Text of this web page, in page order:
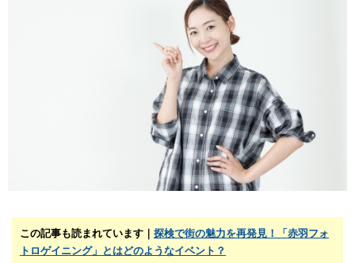
この記事も読まれています｜ 探検で街の魅力を再発見！「赤羽フォ
トロゲイニング」とはどのようなイベント？